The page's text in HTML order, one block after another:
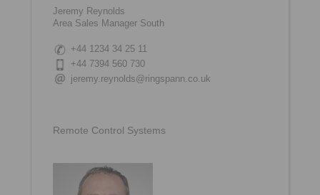
Jeremy Reynolds
Area Sales Manager South
+44 1234 34 25 11
+44 7394 560 730
jeremy.reynolds@ringspann.co.uk
Remote Control Systems